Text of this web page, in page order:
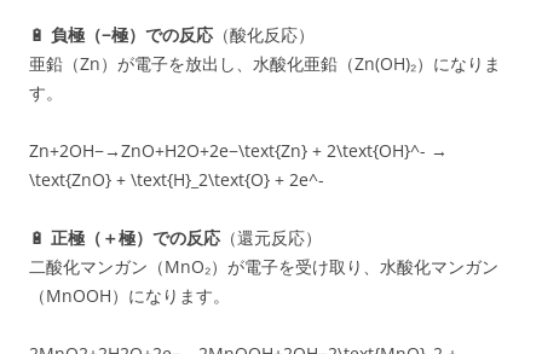
🔋 負極（−極）での反応 （酸化反応）
亜鉛（Zn）が電子を放出し、水酸化亜鉛（Zn(OH)₂）になりま
す。
Zn+2OH−→ZnO+H2O+2e−\text{Zn} + 2\text{OH}^- →
\text{ZnO} + \text{H}_2\text{O} + 2e^-
🔋 正極（＋極）での反応 （還元反応）
二酸化マンガン（MnO₂）が電子を受け取り、水酸化マンガン
（MnOOH）になります。